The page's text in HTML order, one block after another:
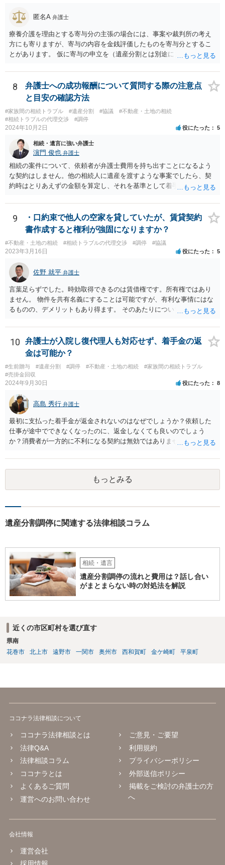
匿名A 弁護士
療養介護を理由とする寄与分の主張の場合には、事案や裁判所の考え
方にも寄りますが、寄与の内容を金銭評価したものを寄与分とするこ
とがあります。 仮に寄与の申立を（遺産分割とは別途に）して、その
価）は不要ということもあります。 ただ、前提として、遺産分割はし
なければならないでしょうから、現実的にはいずれにせよ不動産評価
は必要でしょう。
8
弁護士への成功報酬について質問する際の注意点
と目安の確認方法
#家族間の相続トラブル #遺産分割 #協議
#不動産・土地の相続
#相続トラブルの代理交渉
#調停
2024年10月2日 役にたった 5
相続・遺言に強い弁護士
濵門 俊也 弁護士
相続の案件について、依頼者が弁護士費用を持ち出すことになるよう
な契約はしません。他の相続人に遺産を渡すような事案でしたら、契
約時はとりあえずの金額を算定し、それを基準として着手金を設定
あり得ます。 今後の見通しを言わないで契約はできないです。依頼者
が納得できる説明を受けるべきです。
9
・口約束で他人の空家を貸していたが、賃貸契約
書作成すると権利が強固になりますか？
#不動産・土地の相続 #相続トラブルの代理交渉 #調停 #協議
2023年3月16日 役にたった 5
佐野 就平 弁護士
言葉足らずでした。時効取得できるのは賃借権です。所有権ではあり
ません。 物件を共有名義にすることは可能ですが、有利な事情にはな
るものの、デメリットもあり得ます。 そのあたりについては、お近く
10
弁護士が入院し復代理人も対応せず、着手金の返
金は可能か？
#生前贈与 #遺産分割 #調停 #不動産・土地の相続
#家族間の相続トラブル
#売掛金回収
2024年9月30日 役にたった 8
高島 秀行 弁護士
最初に支払った着手金が返金されないのはなぜでしょうか？依頼した
仕事が途中でできなくなったのに、返金しなくても良いのでしょう
か？消費者が一方的に不利になる契約は無効ではありませんか？
務があると思います。 倒れた弁護士が所属する弁護士会に相談さ
れた方がよいと思います。 倒れた弁護士は脳梗塞で倒れたようで
すが、 判断能力があり、復代理を倒れた弁護士の判断で復代理を
選任したのか 即ち、復代理人の選任は有効なのかという問題もあ
もっとみる
遺産分割調停に関連する法律相談コラム
相続・遺言
遺産分割調停の流れと費用は？話し合い
がまとまらない時の対処法を解説
近くの市区町村を選び直す
県南
花巻市
北上市 遠野市 一関市 奥州市 西和賀町 金ケ崎町 平泉町
ココナラ法律相談について
ココナラ法律相談とは
法律Q&A
法律相談コラム
ココナラとは
よくあるご質問
運営へのお問い合わせ
ご意見・ご要望
利用規約
プライバシーポリシー
外部送信ポリシー
掲載をご検討の弁護士の方
へ
会社情報
運営会社